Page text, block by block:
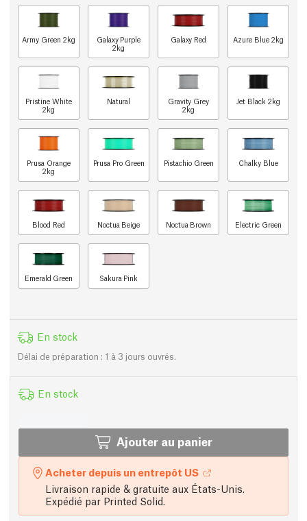
Army Green 2kg
Galaxy Purple
2kg
Galaxy Red Azure Blue 2kg
Pristine White
2kg
Natural
Gravity Grey
2kg
Jet Black 2kg
Prusa Orange
2kg
Prusa Pro Green Pistachio Green Chalky Blue
Blood Red Noctua Beige Noctua Brown Electric Green
Emerald Green Sakura Pink
En stock
Délai de préparation : 1 à 3 jours ouvrés.
En stock
Ajouter au panier
Acheter depuis un entrepôt US
Livraison rapide & gratuite aux États-Unis.
Expédié par Printed Solid.